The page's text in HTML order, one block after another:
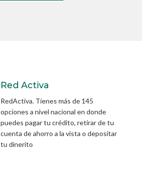
Red Activa
RedActiva. Tienes más de 145
opciones a nivel nacional en donde
puedes pagar tu crédito, retirar de tu
cuenta de ahorro a la vista o depositar
tu dinerito